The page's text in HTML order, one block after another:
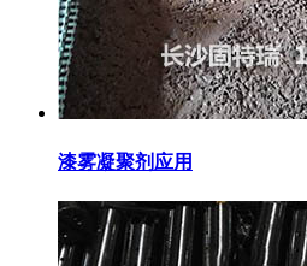
漆雾凝聚剂应用